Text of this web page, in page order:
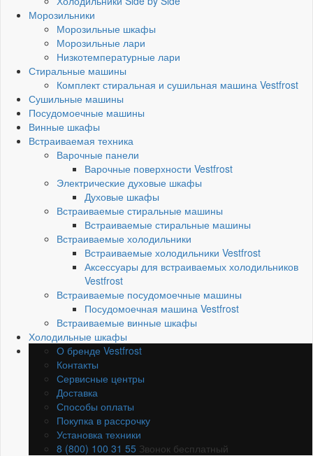
Морозильники
Морозильные шкафы
Морозильные лари
Низкотемпературные лари
Стиральные машины
Комплект стиральная и сушильная машина Vestfrost
Сушильные машины
Посудомоечные машины
Винные шкафы
Встраиваемая техника
Варочные панели
Варочные поверхности Vestfrost
Электрические духовые шкафы
Духовые шкафы
Встраиваемые стиральные машины
Встраиваемые стиральные машины
Встраиваемые холодильники
Встраиваемые холодильники Vestfrost
Аксессуары для встраиваемых холодильников
Vestfrost
Встраиваемые посудомоечные машины
Посудомоечная машина Vestfrost
Встраиваемые винные шкафы
Холодильные шкафы
О бренде Vestfrost
Контакты
Сервисные центры
Доставка
Способы оплаты
Покупка в рассрочку
Установка техники
8 (800) 100 31 55 Звонок бесплатный